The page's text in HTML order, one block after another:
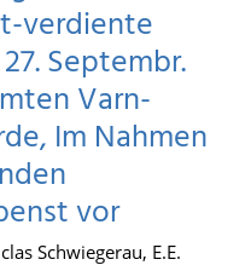
verdiente
Septembr.
Varn-
Im Nahmen
vor
Schwiegerau, E.E.